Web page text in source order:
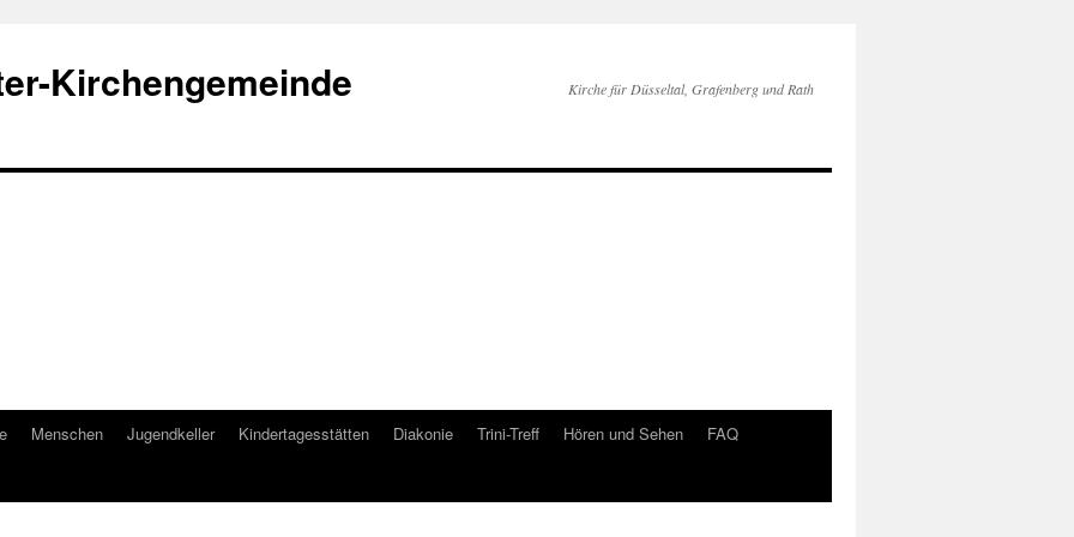
Kirchengemeinde
Kirche für Düsseltal, Grafenberg und Rath
Menschen Jugendkeller Kindertagesstätten Diakonie Trini-Treff Hören und Sehen
FAQ